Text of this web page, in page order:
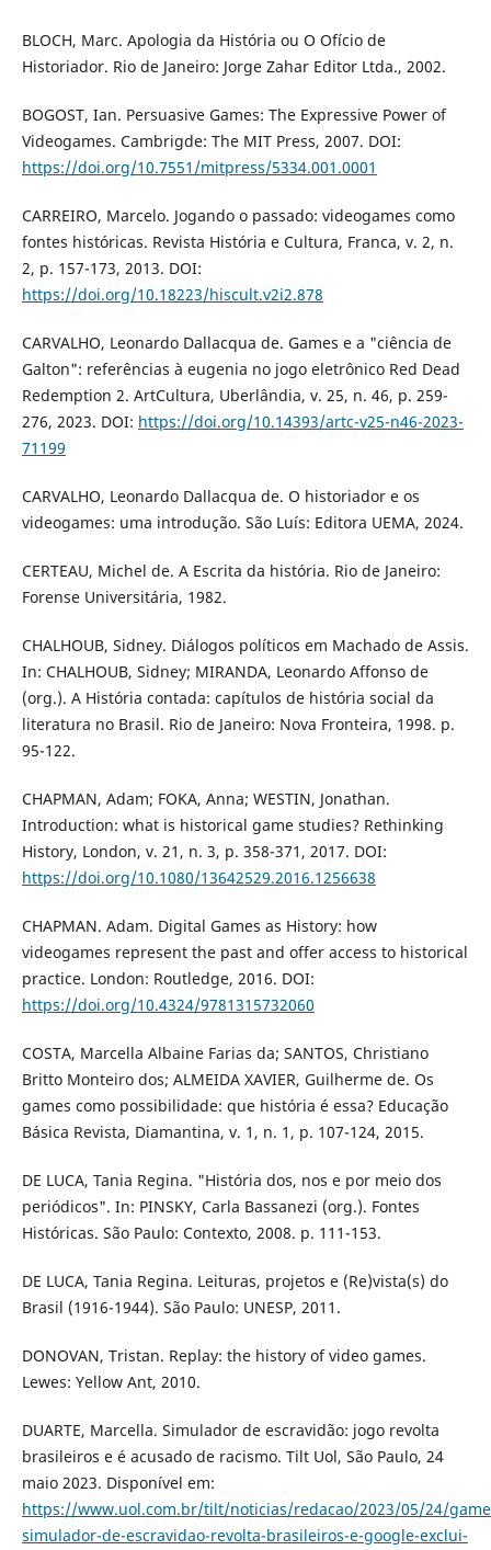
BLOCH, Marc. Apologia da História ou O Ofício de
Historiador. Rio de Janeiro: Jorge Zahar Editor Ltda., 2002.
BOGOST, Ian. Persuasive Games: The Expressive Power of
Videogames. Cambrigde: The MIT Press, 2007. DOI:
https://doi.org/10.7551/mitpress/5334.001.0001
CARREIRO, Marcelo. Jogando o passado: videogames como
fontes históricas. Revista História e Cultura, Franca, v. 2, n.
2, p. 157-173, 2013. DOI:
https://doi.org/10.18223/hiscult.v2i2.878
CARVALHO, Leonardo Dallacqua de. Games e a "ciência de
Galton": referências à eugenia no jogo eletrônico Red Dead
Redemption 2. ArtCultura, Uberlândia, v. 25, n. 46, p. 259-
276, 2023. DOI: https://doi.org/10.14393/artc-v25-n46-2023-
71199
CARVALHO, Leonardo Dallacqua de. O historiador e os
videogames: uma introdução. São Luís: Editora UEMA, 2024.
CERTEAU, Michel de. A Escrita da história. Rio de Janeiro:
Forense Universitária, 1982.
CHALHOUB, Sidney. Diálogos políticos em Machado de Assis.
In: CHALHOUB, Sidney; MIRANDA, Leonardo Affonso de
(org.). A História contada: capítulos de história social da
literatura no Brasil. Rio de Janeiro: Nova Fronteira, 1998. p.
95-122.
CHAPMAN, Adam; FOKA, Anna; WESTIN, Jonathan.
Introduction: what is historical game studies? Rethinking
History, London, v. 21, n. 3, p. 358-371, 2017. DOI:
https://doi.org/10.1080/13642529.2016.1256638
CHAPMAN. Adam. Digital Games as History: how
videogames represent the past and offer access to historical
practice. London: Routledge, 2016. DOI:
https://doi.org/10.4324/9781315732060
COSTA, Marcella Albaine Farias da; SANTOS, Christiano
Britto Monteiro dos; ALMEIDA XAVIER, Guilherme de. Os
games como possibilidade: que história é essa? Educação
Básica Revista, Diamantina, v. 1, n. 1, p. 107-124, 2015.
DE LUCA, Tania Regina. "História dos, nos e por meio dos
periódicos". In: PINSKY, Carla Bassanezi (org.). Fontes
Históricas. São Paulo: Contexto, 2008. p. 111-153.
DE LUCA, Tania Regina. Leituras, projetos e (Re)vista(s) do
Brasil (1916-1944). São Paulo: UNESP, 2011.
DONOVAN, Tristan. Replay: the history of video games.
Lewes: Yellow Ant, 2010.
DUARTE, Marcella. Simulador de escravidão: jogo revolta
brasileiros e é acusado de racismo. Tilt Uol, São Paulo, 24
maio 2023. Disponível em:
https://www.uol.com.br/tilt/noticias/redacao/2023/05/24/
simulador-de-escravidao-revolta-brasileiros-e-google-exclui-